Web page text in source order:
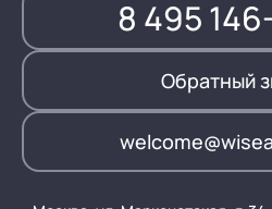
8 495
Обратный